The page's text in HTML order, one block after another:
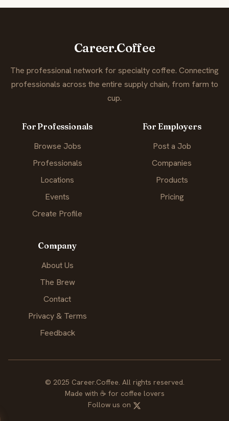
Career.Coffee
The professional network for specialty coffee. Connecting
professionals across the entire supply chain, from farm to
cup.
For Professionals
Browse Jobs
Professionals
Locations
Events
Create Profile
For Employers
Post a Job
Companies
Products
Pricing
Company
About Us
The Brew
Contact
Privacy & Terms
Feedback
© 2025 Career.Coffee. All rights reserved.
Made with ☕ for coffee lovers
Follow us on